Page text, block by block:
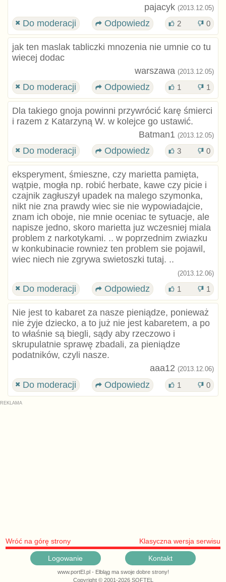
pajacyk (2013.12.05)
Do moderacji Odpowiedz 2 0
jak ten maslak tabliczki mnozenia nie umnie co tu
wiecej dodac
warszawa (2013.12.05)
Do moderacji Odpowiedz 1 1
Dla takiego gnoja powinni przywrócić karę śmierci
i razem z Katarzyną W. w kolejce go ustawić.
Batman1 (2013.12.05)
Do moderacji Odpowiedz 3 0
eksperyment, śmieszne, czy marietta pamięta,
wątpie, mogła np. robić herbate, kawe czy picie i
czajnik zagłuszył upadek na malego szymonka,
nikt nie zna prawdy wiec sie nie wypowiadajcie,
znam ich oboje, nie mnie oceniac te sytuacje, ale
napisze jedno, skoro marietta juz wczesniej miala
problem z narkotykami. .. w poprzednim zwiazku
w konkubinacie rowniez ten problem sie pojawil,
wiec niech nie zgrywa swietoszki tutaj. ..
(2013.12.06)
Do moderacji Odpowiedz 1 1
Nie jest to kabaret za nasze pieniądze, ponieważ
nie żyje dziecko, a to już nie jest kabaretem, a po
to właśnie są biegli, sądy aby rzeczowo i
skrupulatnie sprawę zbadali, za pieniądze
podatników, czyli nasze.
aaa12 (2013.12.06)
Do moderacji Odpowiedz 1 0
Wróć na górę strony Klasyczna wersja serwisu
Logowanie Kontakt
www.portEl.pl - Elbląg ma swoje dobre strony!
Copyright © 2001-2026 SOFTEL